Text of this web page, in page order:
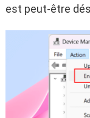
est peut-être